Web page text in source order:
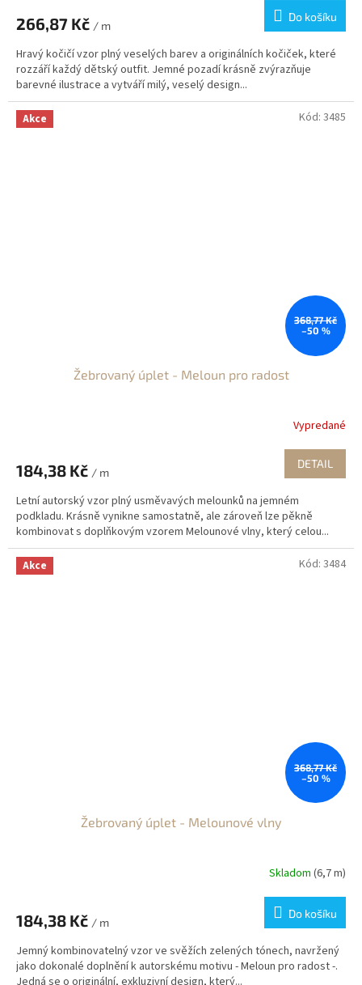
266,87 Kč / m
Do košíku
Hravý kočičí vzor plný veselých barev a originálních kočiček, které
rozzáří každý dětský outfit. Jemné pozadí krásně zvýrazňuje
barevné ilustrace a vytváří milý, veselý design...
Akce
368,77 Kč
–50 %
Žebrovaný úplet - Meloun pro radost
Vypredané
184,38 Kč / m
DETAIL
Letní autorský vzor plný usměvavých melounků na jemném
podkladu. Krásně vynikne samostatně, ale zároveň lze pěkně
kombinovat s doplňkovým vzorem Melounové vlny, který celou...
Kód: 3485
Akce
368,77 Kč
–50 %
Žebrovaný úplet - Melounové vlny
Skladom (6,7 m)
184,38 Kč / m
Do košíku
Jemný kombinovatelný vzor ve svěžích zelených tónech, navržený
jako dokonalé doplnění k autorskému motivu - Meloun pro radost -.
Kód: 3484